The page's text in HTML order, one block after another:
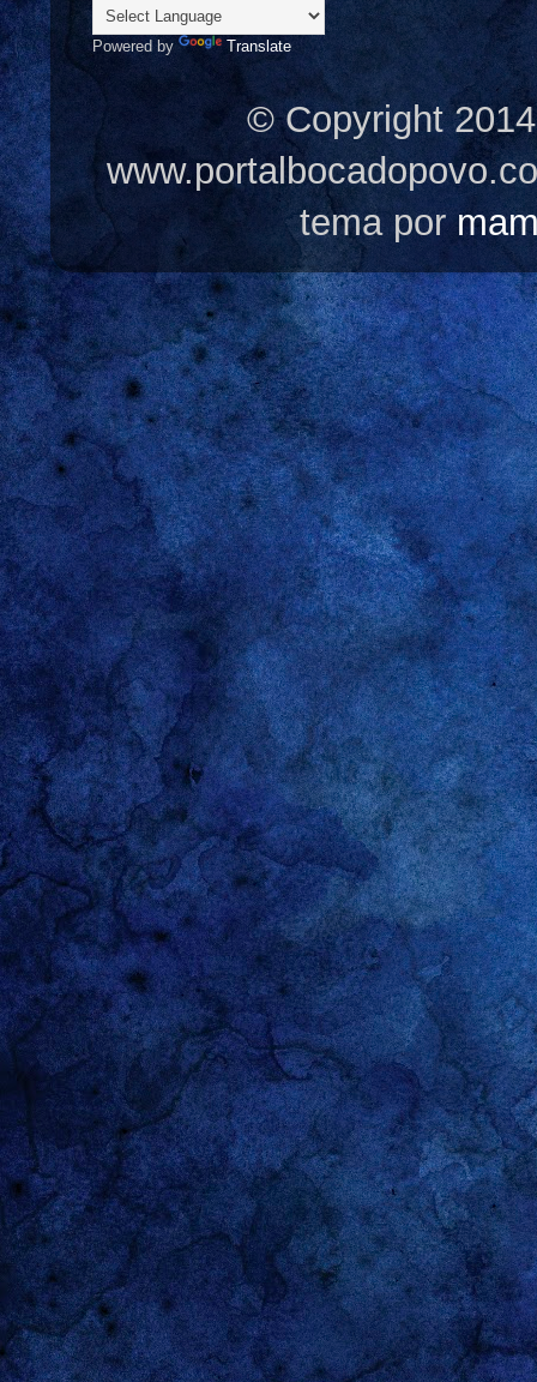
Powered by Translate
© Copyright
tema por